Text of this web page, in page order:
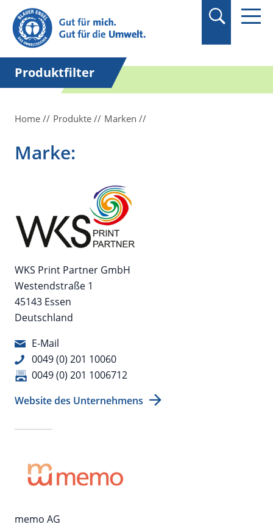
Suchbegriff in
Anführungszeichen
setzen.
Produktfilter
Home Produkte Marken
Marke:
WKS Print Partner GmbH
Westendstraße 1
45143 Essen
Deutschland
E-Mail
0049 (0) 201 10060
0049 (0) 201 1006712
Website des Unternehmens
memo AG